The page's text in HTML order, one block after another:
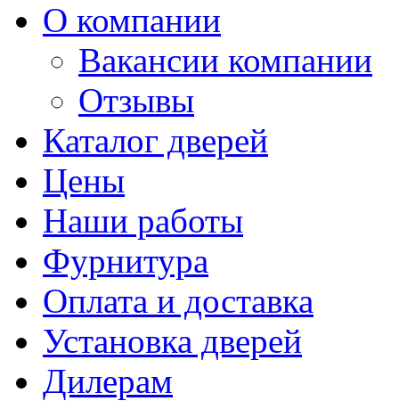
О компании
Вакансии компании
Отзывы
Каталог дверей
Цены
Наши работы
Фурнитура
Оплата и доставка
Установка дверей
Дилерам